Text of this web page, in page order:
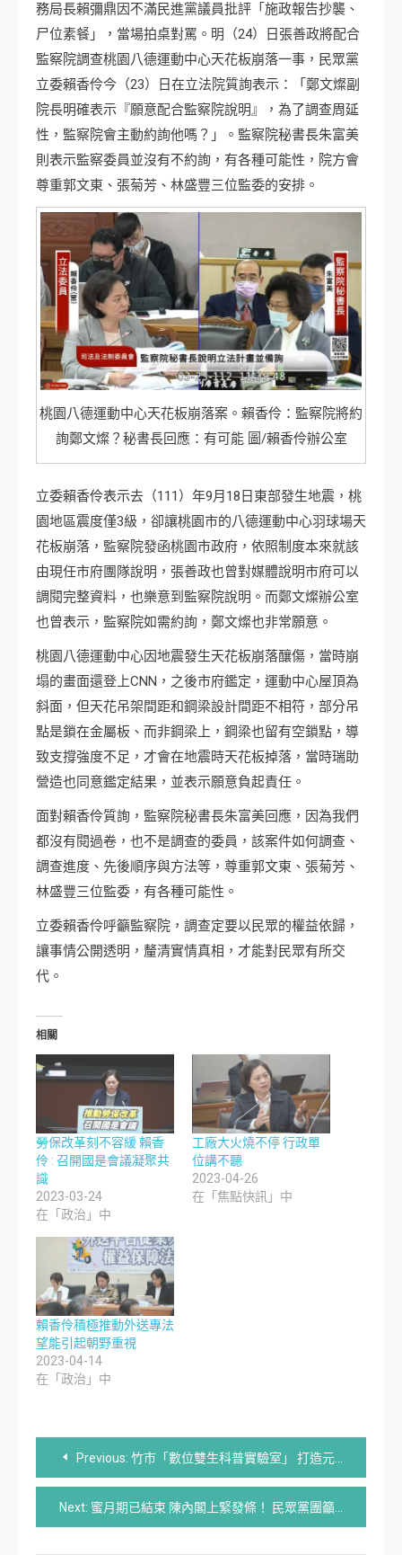
務局長賴彌鼎因不滿民進黨議員批評「施政報告抄襲、
尸位素餐」，當場拍桌對罵。明（24）日張善政將配合
監察院調查桃園八德運動中心天花板崩落一事，民眾黨
立委賴香伶今（23）日在立法院質詢表示：「鄭文燦副
院長明確表示『願意配合監察院說明』，為了調查周延
性，監察院會主動約詢他嗎？」。監察院秘書長朱富美
則表示監察委員並沒有不約詢，有各種可能性，院方會
尊重郭文東、張菊芳、林盛豐三位監委的安排。
桃園八德運動中心天花板崩落案。賴香伶：監察院將約
詢鄭文燦？秘書長回應：有可能 圖/賴香伶辦公室
立委賴香伶表示去（111）年9月18日東部發生地震，桃
園地區震度僅3級，卻讓桃園市的八德運動中心羽球場天
花板崩落，監察院發函桃園市政府，依照制度本來就該
由現任市府團隊說明，張善政也曾對媒體說明市府可以
調閱完整資料，也樂意到監察院說明。而鄭文燦辦公室
也曾表示，監察院如需約詢，鄭文燦也非常願意。
桃園八德運動中心因地震發生天花板崩落釀傷，當時崩
塌的畫面還登上CNN，之後市府鑑定，運動中心屋頂為
斜面，但天花吊架間距和鋼梁設計間距不相符，部分吊
點是鎖在金屬板、而非鋼梁上，鋼梁也留有空鎖點，導
致支撐強度不足，才會在地震時天花板掉落，當時瑞助
營造也同意鑑定結果，並表示願意負起責任。
面對賴香伶質詢，監察院秘書長朱富美回應，因為我們
都沒有閱過卷，也不是調查的委員，該案件如何調查、
調查進度、先後順序與方法等，尊重郭文東、張菊芳、
林盛豐三位監委，有各種可能性。
立委賴香伶呼籲監察院，調查定要以民眾的權益依歸，
讓事情公開透明，釐清實情真相，才能對民眾有所交
代。
相關
勞保改革刻不容緩 賴香
伶 : 召開國是會議凝聚共
識
2023-03-24
在「政治」中
工廠大火燒不停 行政單
位講不聽
2023-04-26
在「焦點快訊」中
賴香伶積極推動外送專法
望能引起朝野重視
2023-04-14
在「政治」中
文
章
導
Previous: 竹市「數位雙生科普實驗室」 打造元宇宙教育樂園！
Next: 蜜月期已結束 陳內閣上緊發條！ 民眾黨團籲：撤換失職官員